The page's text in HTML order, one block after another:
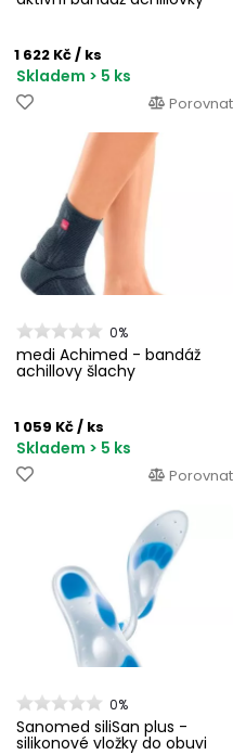
1 622 Kč/ ks
Skladem > 5 ks
Porovnat
0%
medi Achimed - bandáž
achillovy šlachy
1 059 Kč/ ks
Skladem > 5 ks
Porovnat
0%
Sanomed siliSan plus -
silikonové vložky do obuvi